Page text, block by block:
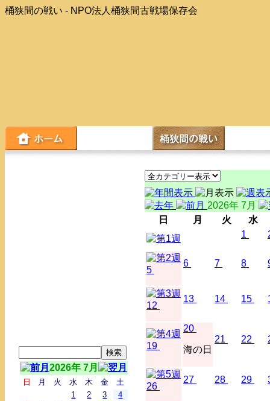
桶狭間の戦い - NPO法人桶狭間古戦場保存会
2026年 7月
日 月 火 水 木 金
土
1
2 3
4
2026年 7月
日
月 火
水
1
5
6 7 8
12
13 14 15
19
20
海の日
21 22
26
27 28 29